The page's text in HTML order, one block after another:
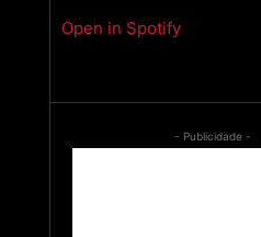
Open in Spotify
- Publicidade -